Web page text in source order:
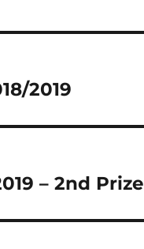
2019
– 2nd Prize